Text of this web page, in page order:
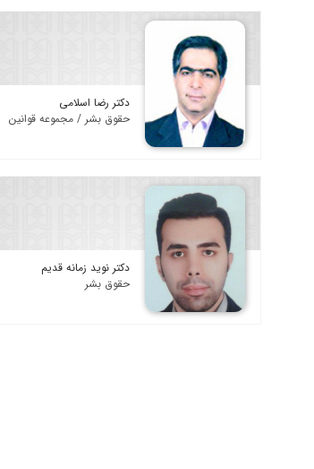
دکتر رضا اسلامی
حقوق بشر / مجموعه قوانین
دکتر نوید زمانه قدیم
حقوق بشر